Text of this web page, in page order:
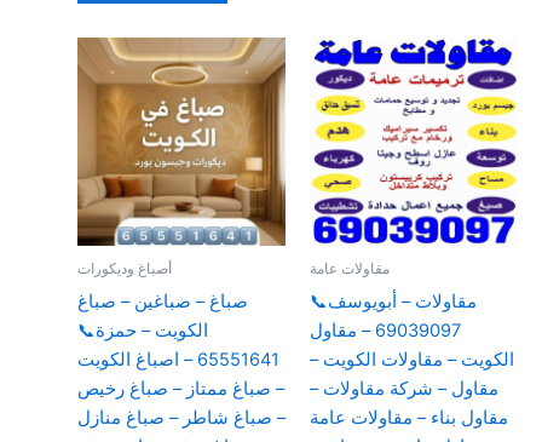
أصباغ وديكورات
صباغ – صباغين – صباغ
الكويت – حمزة📞
65551641 – اصباغ الكويت
– صباغ ممتاز – صباغ رخيص
– صباغ شاطر – صباغ منازل
مقاولات عامة
مقاولات – أبويوسف📞
69039097 – مقاول
الكويت – مقاولات الكويت –
مقاول – شركة مقاولات –
مقاول بناء – مقاولات عامة